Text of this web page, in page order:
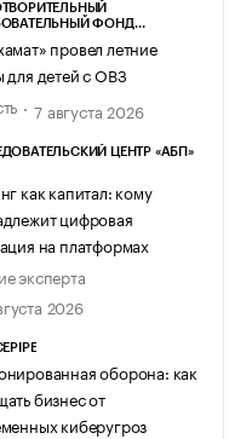
ФОНД
провел летние
для детей с ОВЗ
7 августа 2026
ЦЕНТР «АБП»
как капитал: кому
цифровая
на платформах
эксперта
2026
оборона: как
бизнес от
киберугроз